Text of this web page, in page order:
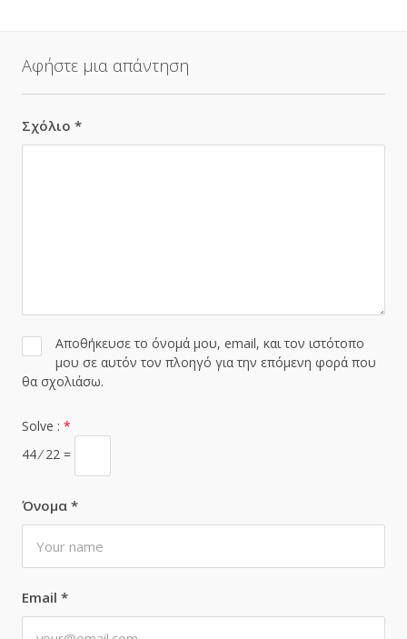
Αφήστε μια απάντηση
Σχόλιο *
Όνομα *
Email *
Αποθήκευσε το όνομά μου, email, και τον ιστότοπο
μου σε αυτόν τον πλοηγό για την επόμενη φορά που
θα σχολιάσω.
Solve : *
44 ⁄ 22 =